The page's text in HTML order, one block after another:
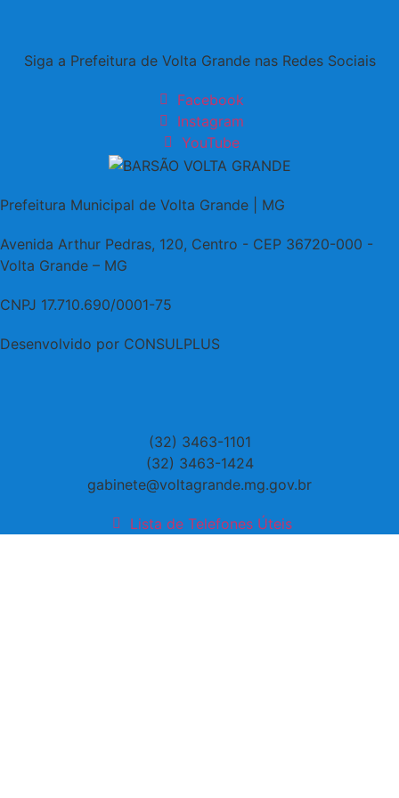
Siga a Prefeitura de Volta Grande nas Redes Sociais
Facebook
Instagram
YouTube
Prefeitura Municipal de Volta Grande | MG
Avenida Arthur Pedras, 120, Centro - CEP 36720-000 -
Volta Grande – MG
CNPJ 17.710.690/0001-75
Desenvolvido por CONSULPLUS
(32) 3463-1101
(32) 3463-1424
gabinete@voltagrande.mg.gov.br
Lista de Telefones Úteis